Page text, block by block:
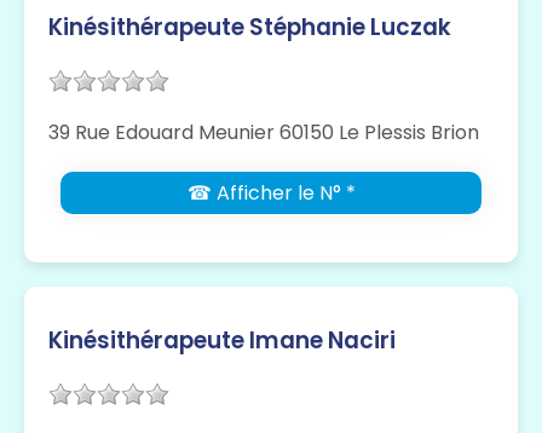
Kinésithérapeute Stéphanie Luczak
39 Rue Edouard Meunier 60150 Le Plessis Brion
☎ Afficher le N° *
Kinésithérapeute Imane Naciri